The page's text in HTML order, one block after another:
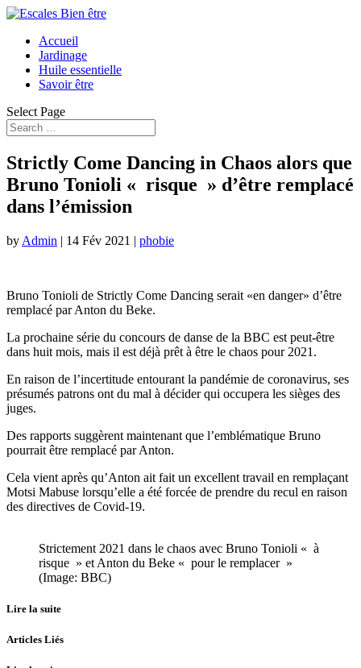
Accueil
Jardinage
Huile essentielle
Savoir être
Select Page
Strictly Come Dancing in Chaos alors que
Bruno Tonioli « risque » d’être remplacé
dans l’émission
by Admin | 14 Fév 2021 | phobie
Bruno Tonioli de Strictly Come Dancing serait «en danger» d’être
remplacé par Anton du Beke.
La prochaine série du concours de danse de la BBC est peut-être
dans huit mois, mais il est déjà prêt à être le chaos pour 2021.
En raison de l’incertitude entourant la pandémie de coronavirus, ses
présumés patrons ont du mal à décider qui occupera les sièges des
juges.
Des rapports suggèrent maintenant que l’emblématique Bruno
pourrait être remplacé par Anton.
Cela vient après qu’Anton ait fait un excellent travail en remplaçant
Motsi Mabuse lorsqu’elle a été forcée de prendre du recul en raison
des directives de Covid-19.
Strictement 2021 dans le chaos avec Bruno Tonioli « à
risque » et Anton du Beke « pour le remplacer »
(Image: BBC)
Lire la suite
Articles Liés